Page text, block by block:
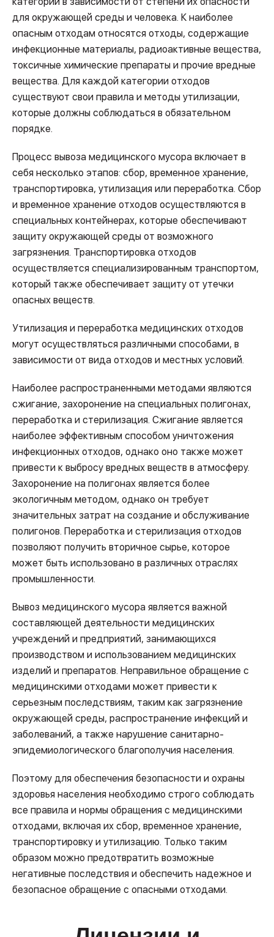
для окружающей среды и человека. К наиболее
опасным отходам относятся отходы, содержащие
инфекционные материалы, радиоактивные вещества,
токсичные химические препараты и прочие вредные
вещества. Для каждой категории отходов
существуют свои правила и методы утилизации,
которые должны соблюдаться в обязательном
порядке.
Процесс вывоза медицинского мусора включает в
себя несколько этапов: сбор, временное хранение,
транспортировка, утилизация или переработка. Сбор
и временное хранение отходов осуществляются в
специальных контейнерах, которые обеспечивают
защиту окружающей среды от возможного
загрязнения. Транспортировка отходов
осуществляется специализированным транспортом,
который также обеспечивает защиту от утечки
опасных веществ.
Утилизация и переработка медицинских отходов
могут осуществляться различными способами, в
зависимости от вида отходов и местных условий.
Наиболее распространенными методами являются
сжигание, захоронение на специальных полигонах,
переработка и стерилизация. Сжигание является
наиболее эффективным способом уничтожения
инфекционных отходов, однако оно также может
привести к выбросу вредных веществ в атмосферу.
Захоронение на полигонах является более
экологичным методом, однако он требует
значительных затрат на создание и обслуживание
полигонов. Переработка и стерилизация отходов
позволяют получить вторичное сырье, которое
может быть использовано в различных отраслях
промышленности.
Вывоз медицинского мусора является важной
составляющей деятельности медицинских
учреждений и предприятий, занимающихся
производством и использованием медицинских
изделий и препаратов. Неправильное обращение с
медицинскими отходами может привести к
серьезным последствиям, таким как загрязнение
окружающей среды, распространение инфекций и
заболеваний, а также нарушение санитарно-
эпидемиологического благополучия населения.
Поэтому для обеспечения безопасности и охраны
здоровья населения необходимо строго соблюдать
все правила и нормы обращения с медицинскими
отходами, включая их сбор, временное хранение,
транспортировку и утилизацию. Только таким
образом можно предотвратить возможные
негативные последствия и обеспечить надежное и
безопасное обращение с опасными отходами.